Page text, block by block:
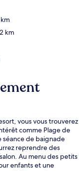
km
vous vous trouverez
comme Plage de
séance de baignade
reprendre des
Au menu des petits
enfants et une